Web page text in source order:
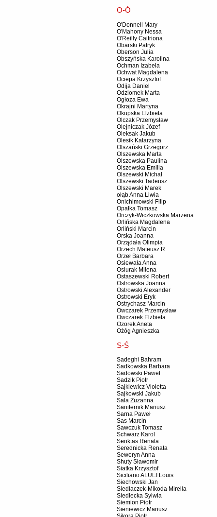
O-Ó
O'Donnell Mary
O'Mahony Nessa
O'Reilly Caitriona
Obarski Patryk
Oberson Julia
Obszyńska Karolina
Ochman Izabela
Ochwat Magdalena
Ociepa Krzysztof
Odija Daniel
Odziomek Marta
Ogłoza Ewa
Okrajni Martyna
Okupska Elżbieta
Olczak Przemysław
Olejniczak Józef
Oleksak Jakub
Olesik Katarzyna
Olszański Grzegorz
Olszewska Marta
Olszewska Paulina
Olszewska Emilia
Olszewski Michał
Olszewski Tadeusz
Olszewski Marek
ołąb Anna Liwia
Onichimowski Filip
Opałka Tomasz
Orczyk-Wiczkowska Marzena
Orlińska Magdalena
Orliński Marcin
Orska Joanna
Orządała Olimpia
Orzech Mateusz R.
Orzeł Barbara
Osiewała Anna
Osiurak Milena
Ostaszewski Robert
Ostrowska Joanna
Ostrowski Alexander
Ostrowski Eryk
Ostrychasz Marcin
Owczarek Przemysław
Owczarek Elżbieta
Ozorek Aneta
Ożóg Agnieszka
S-Ś
Sadeghi Bahram
Sadkowska Barbara
Sadowski Paweł
Sadzik Piotr
Sajkiewicz Violetta
Sajkowski Jakub
Sala Zuzanna
Saniternik Mariusz
Sarna Paweł
Sas Marcin
Sawczuk Tomasz
Schwarz Karol
Senktas Renata
Serednicka Renata
Seweryn Anna
Shuty Sławomir
Siatka Krzysztof
Siciliano ALUEI Louis
Siechowski Jan
Siedlaczek-Mikoda Mirella
Siedlecka Sylwia
Siemion Piotr
Sieniewicz Mariusz